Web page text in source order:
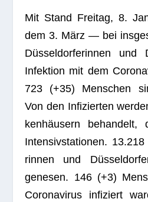
Mit Stand Frei­tag, 8.
dem 3. März — bei
Düs­sel­dor­fe­rin­nen und
Infek­tion mit dem
723 (+35) Men­schen
Von den Infi­zier­ten
ken­häu­sern
Inten­siv­sta­tio­nen.
rin­nen und
gene­sen. 146 (+3)
Coro­na­vi­rus infi­ziert